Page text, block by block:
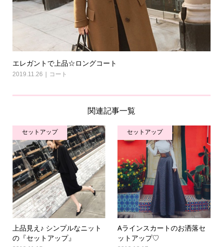
エレガントで上品☆ロングコート
2019.11.26 コート
関連記事一覧
セットアップ
上品見え♪ シンプルなニット
の『セットアップ』
セットアップ
Aラインスカートのお洒落セ
ットアップ♡